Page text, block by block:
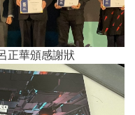
正華頒感謝狀